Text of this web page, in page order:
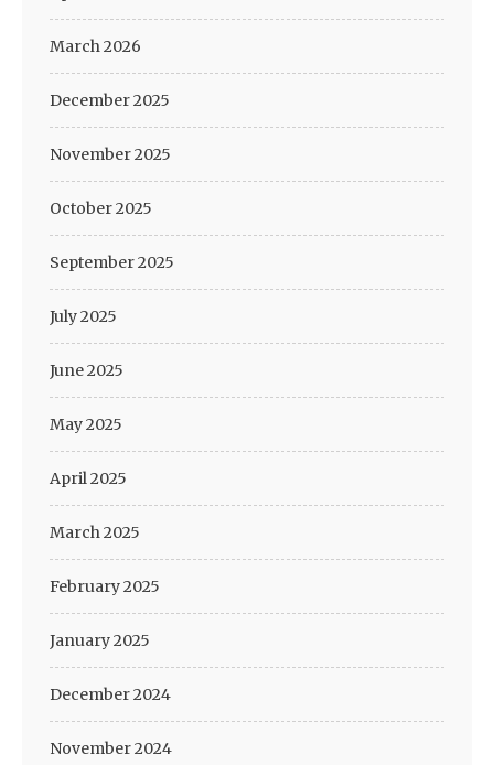
March 2026
December 2025
November 2025
October 2025
September 2025
July 2025
June 2025
May 2025
April 2025
March 2025
February 2025
January 2025
December 2024
November 2024